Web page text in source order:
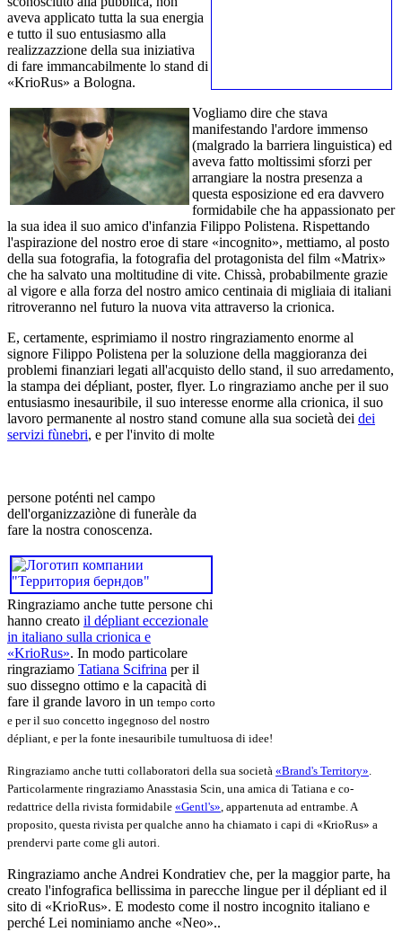
aveva applicato tutta la sua energia
e tutto il suo entusiasmo alla
realizzazzione della sua iniziativa
di fare immancabilmente lo stand di
«KrioRus» a Bologna.
Vogliamo dire che stava
manifestando l'ardore immenso
(malgrado la barriera linguistica) ed
aveva fatto moltissimi sforzi per
arrangiare la nostra presenza a
questa esposizione ed era davvero
formidabile che ha appassionato per
la sua idea il suo amico d'infanzia Filippo Polistena. Rispettando
l'aspirazione del nostro eroe di stare «incognito», mettiamo, al posto
della sua fotografia, la fotografia del protagonista del film «Matrix»
che ha salvato una moltitudine di vite. Chissà, probabilmente grazie
al vigore e alla forza del nostro amico centinaia di migliaia di italiani
ritroveranno nel futuro la nuova vita attraverso la crionica.
E, certamente, esprimiamo il nostro ringraziamento enorme al
signore Filippo Polistena per la soluzione della maggioranza dei
problemi finanziari legati all'acquisto dello stand, il suo arredamento,
la stampa dei dépliant, poster, flyer. Lo ringraziamo anche per il suo
entusiasmo inesauribile, il suo interesse enorme alla crionica, il suo
lavoro permanente al nostro stand comune alla sua società dei dei
servizi fùnebri, e per l'invito di molte
persone poténti nel campo
dell'organizzaziòne di funeràle da
fare la nostra conoscenza.
Ringraziamo anche tutte persone chi
hanno creato il dépliant eccezionale
in italiano sulla crionica e
«KrioRus». In modo particolare
ringraziamo Tatiana Scifrina per il
suo dissegno ottimo e la capacità di
fare il grande lavoro in un tempo corto
e per il suo concetto ingegnoso del nostro
dépliant, e per la fonte inesauribile tumultuosa di idee!
Ringraziamo anche tutti collaboratori della sua società «Brand's Territory».
Particolarmente ringraziamo Anasstasia Scin, una amica di Tatiana e co-
redattrice della rivista formidabile «Gentl's», appartenuta ad entrambe. A
proposito, questa rivista per qualche anno ha chiamato i capi di «KrioRus» a
prendervi parte come gli autori.
Ringraziamo anche Andrei Kondratiev che, per la maggior parte, ha
creato l'infografica bellissima in parecche lingue per il dépliant ed il
sito di «KrioRus». E modesto come il nostro incognito italiano e
perché Lei nominiamo anche «Neo»..